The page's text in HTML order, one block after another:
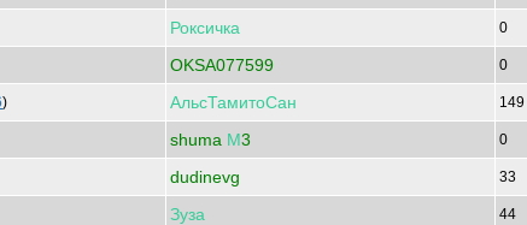
Роксичка 0
OKSA077599 0
) АльсТамитоСан 149
shuma М3 0
dudinevg 33
Зуза 44